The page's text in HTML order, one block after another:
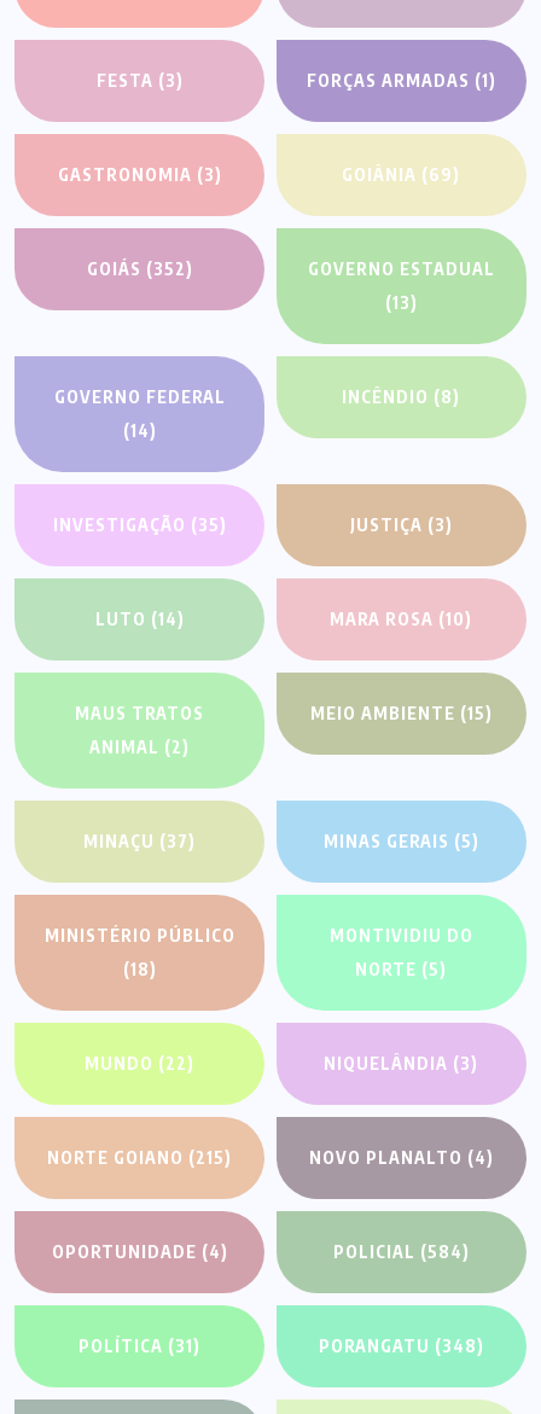
FESTA (3) FORÇAS ARMADAS (1)
GASTRONOMIA (3) GOIÂNIA (69)
GOIÁS (352)
GOVERNO ESTADUAL
(13)
GOVERNO FEDERAL
(14)
INCÊNDIO (8)
INVESTIGAÇÃO (35) JUSTIÇA (3)
LUTO (14) MARA ROSA (10)
MAUS TRATOS
ANIMAL (2)
MEIO AMBIENTE (15)
MINAÇU (37) MINAS GERAIS (5)
MINISTÉRIO PÚBLICO
(18)
MONTIVIDIU DO
NORTE (5)
MUNDO (22) NIQUELÂNDIA (3)
NORTE GOIANO (215) NOVO PLANALTO (4)
OPORTUNIDADE (4) POLICIAL (584)
POLÍTICA (31) PORANGATU (348)